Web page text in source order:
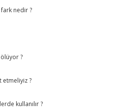
nedir ?
?
etmeliyiz ?
kullanılır ?